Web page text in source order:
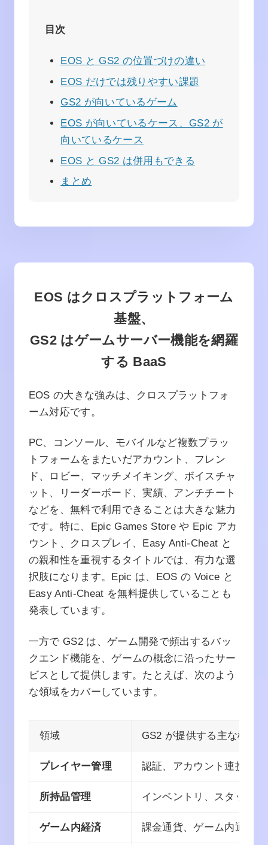
目次
EOS と GS2 の位置づけの違い
EOS だけでは残りやすい課題
GS2 が向いているゲーム
EOS が向いているケース、GS2 が
向いているケース
EOS と GS2 は併用もできる
まとめ
EOS はクロスプラットフォーム
基盤、
GS2 はゲームサーバー機能を網羅
する BaaS
EOS の大きな強みは、クロスプラットフォ
ーム対応です。
PC、コンソール、モバイルなど複数プラッ
トフォームをまたいだアカウント、フレン
ド、ロビー、マッチメイキング、ボイスチャ
ット、リーダーボード、実績、アンチチート
などを、無料で利用できることは大きな魅力
です。特に、Epic Games Store や Epic アカ
ウント、クロスプレイ、Easy Anti-Cheat と
の親和性を重視するタイトルでは、有力な選
択肢になります。Epic は、EOS の Voice と
Easy Anti-Cheat を無料提供していることも
発表しています。
一方で GS2 は、ゲーム開発で頻出するバッ
クエンド機能を、ゲームの概念に沿ったサー
ビスとして提供します。たとえば、次のよう
な領域をカバーしています。
領域 GS2 が提供する主な機能
プレイヤー管理 認証、アカウント連携、
所持品管理 インベントリ、スタック
ゲーム内経済 課金通貨、ゲーム内通貨